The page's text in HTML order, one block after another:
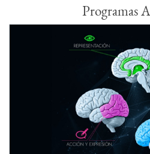
Programas